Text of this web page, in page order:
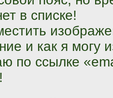
в списке!
и как я могу
по ссылке